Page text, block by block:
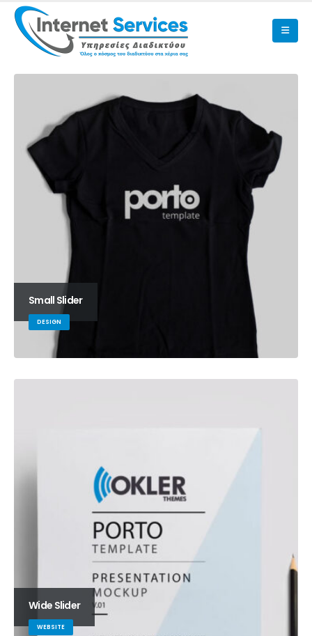
Small Slider
DESIGN
Wide Slider
WEBSITE